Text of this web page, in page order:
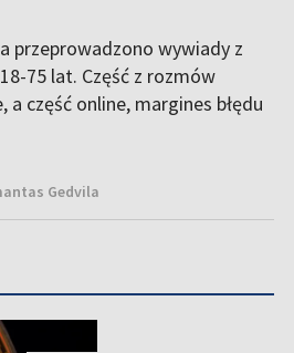
przeprowadzono wywiady z
75 lat. Część z rozmów
a część online, margines błędu
Gedvila